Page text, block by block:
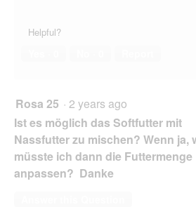
Helpful?
Rosa 25 · 2 years ago
Ist es möglich das Softfutter mit
Nassfutter zu mischen? Wenn ja,
müsste ich dann die Futtermenge
anpassen? Danke